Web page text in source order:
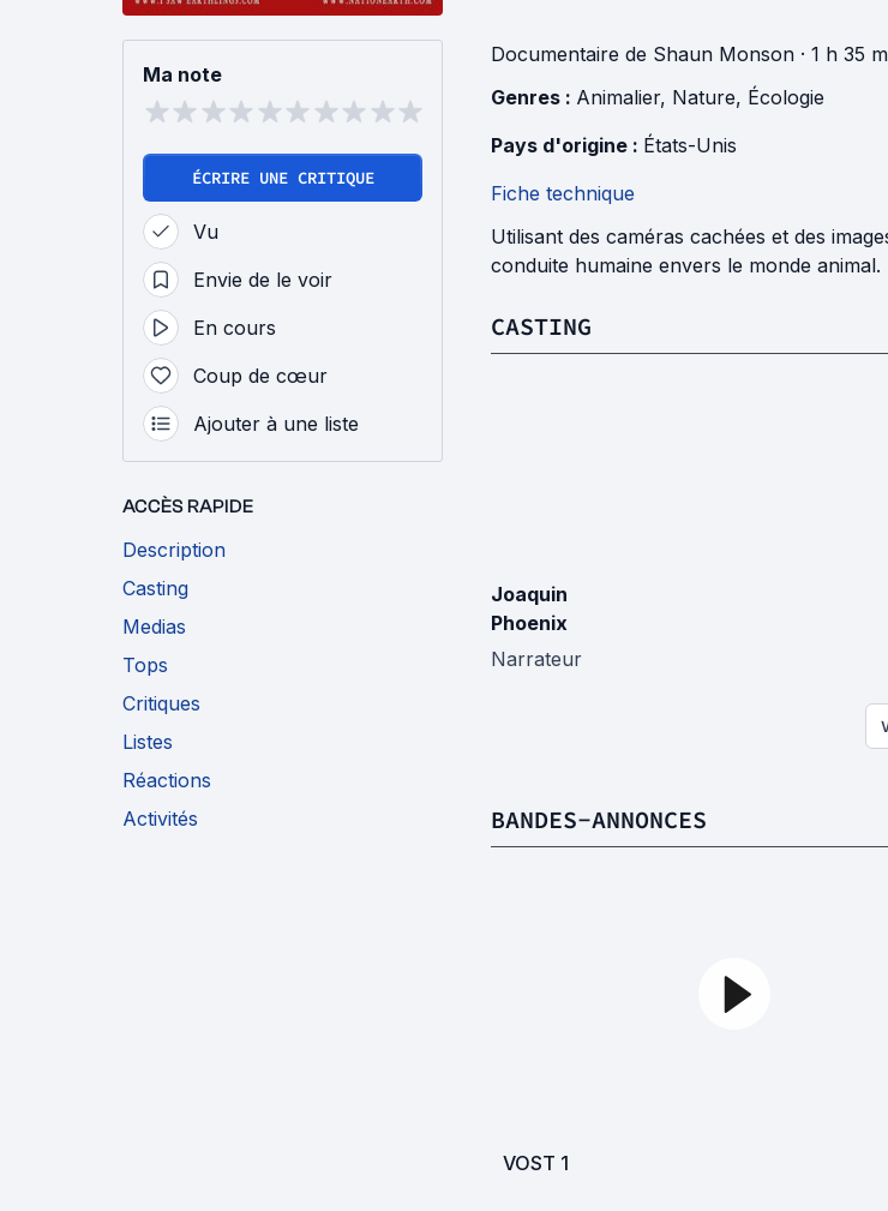
Ma note
ÉCRIRE UNE CRITIQUE
Vu
Envie de le voir
En cours
Coup de cœur
Ajouter à une liste
ACCÈS RAPIDE
Description
Casting
Medias
Tops
Critiques
Listes
Réactions
Activités
Documentaire de Shaun Monson · 1 h 35
Genres : Animalier, Nature, Écologie
Pays d'origine : États-Unis
Fiche technique
Utilisant des caméras cachées et des
conduite humaine envers le monde animal.
CASTING
Joaquin
Phoenix
Narrateur
BANDES-ANNONCES
VOST 1